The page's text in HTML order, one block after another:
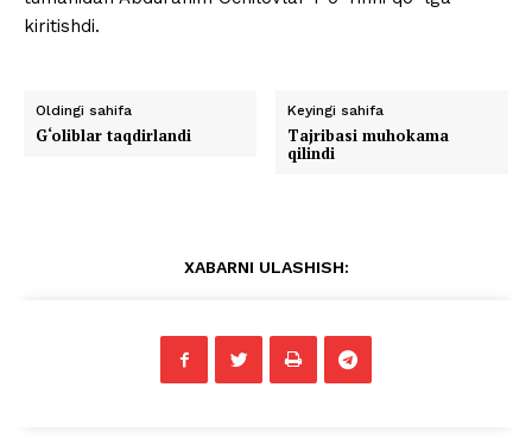
kiritishdi.
Oldingi sahifa
G‘oliblar taqdirlandi
Keyingi sahifa
Tajribasi muhokama
qilindi
XABARNI ULASHISH: